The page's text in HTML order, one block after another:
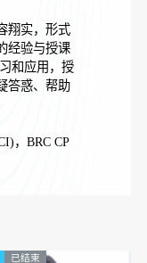
翔实，形式
经验与授课
和应用，授
答惑、帮助
，BRC CP
已结束